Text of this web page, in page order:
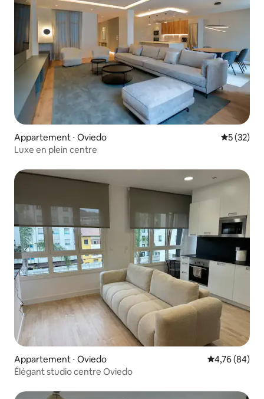
Appartement ⋅ Oviedo
5 (32)
Luxe en plein centre
Appartement ⋅ Oviedo Évaluation
4,76 (84)
Élégant studio centre Oviedo